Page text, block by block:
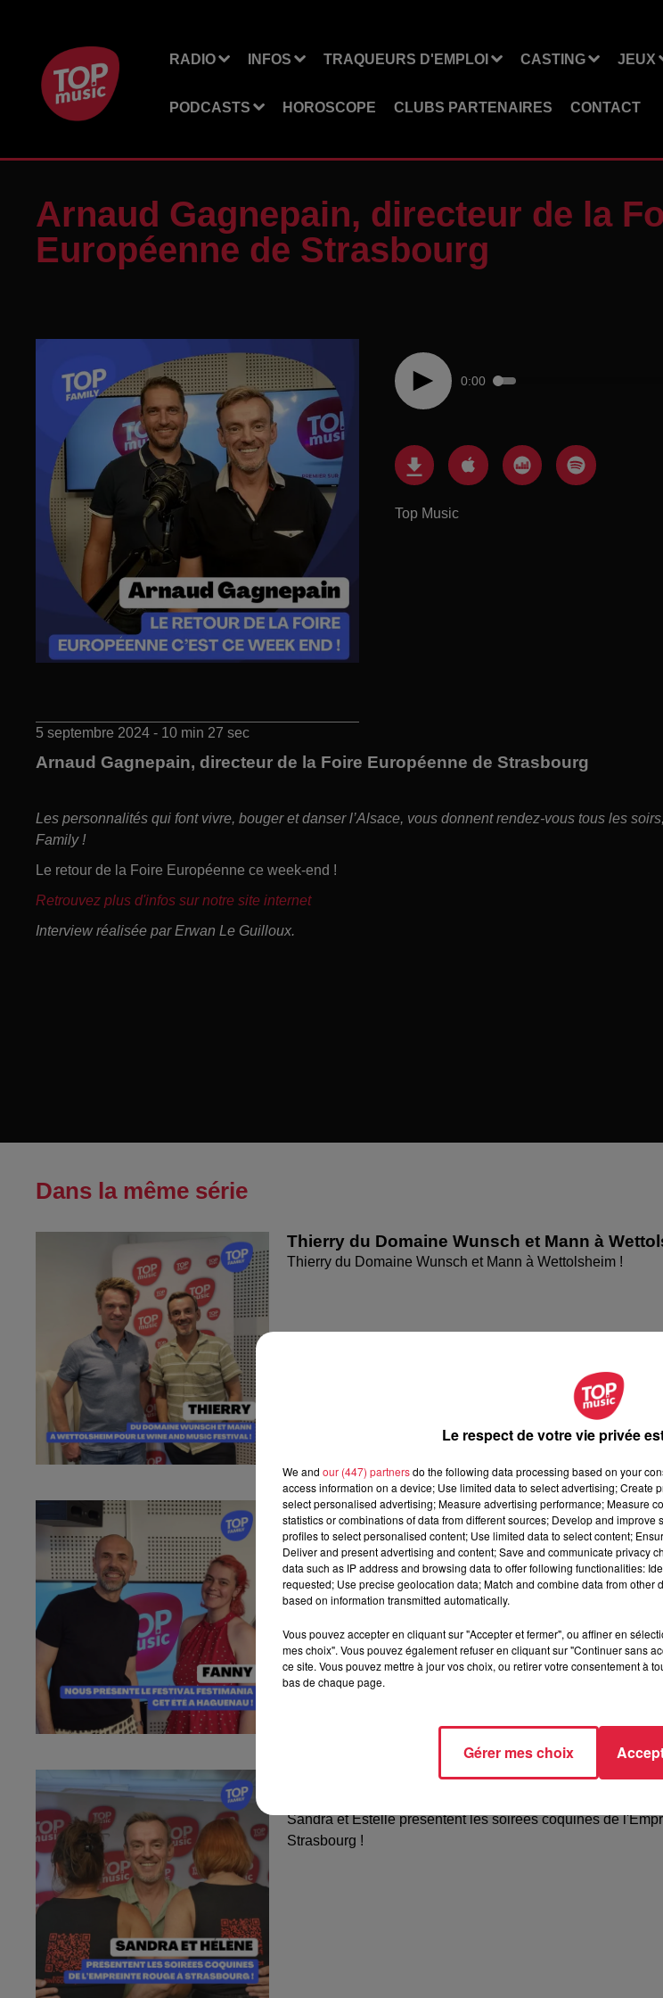
RADIO INFOS TRAQUEURS D'EMPLOI CASTING JEUX
PODCASTS HOROSCOPE CLUBS PARTENAIRES CONTACT
Arnaud Gagnepain, directeur de la
Européenne de Strasbourg
0:00
Top Music
5 septembre 2024 - 10 min 27 sec
Arnaud Gagnepain, directeur de la Foire Européenne de Strasbourg
Les personnalités qui font vivre, bouger et danser l’Alsace, vous donnent rendez-vous tous les
Family !
Le retour de la Foire Européenne ce week-end !
Retrouvez plus d'infos sur notre site internet
Interview réalisée par Erwan Le Guilloux.
Dans la même série
Thierry du Domaine Wunsch et Mann à
Thierry du Domaine Wunsch et Mann à Wettolsheim !
Fanny nous présente le festival Festimania !
Fanny nous présente le festival Festimania !
Sandra et Estelle présentent les soirées
Sandra et Estelle présentent les soirées coquines de
Strasbourg !
Le respect de votre vie privée
We and our (447) partnersdo the following data processing based on your
access information on a device; Use limited data to select advertising; Create
select personalised advertising; Measure advertising performance; Measure
statistics or combinations of data from different sources; Develop and
profiles to select personalised content; Use limited data to select content;
Deliver and present advertising and content; Save and communicate privacy
data such as IP address and browsing data to offer following functionalities:
requested; Use precise geolocation data; Match and combine data from other
based on information transmitted automatically.
Vous pouvez accepter en cliquant sur "Accepter et fermer", ou affiner en
mes choix". Vous pouvez également refuser en cliquant sur "Continuer sans
ce site. Vous pouvez mettre à jour vos choix, ou retirer votre consentement à
bas de chaque page.
Gérer mes choix